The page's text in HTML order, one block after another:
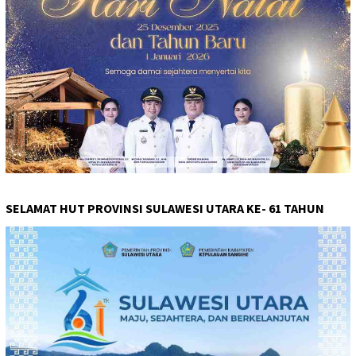
SELAMAT HUT PROVINSI SULAWESI UTARA KE- 61 TAHUN